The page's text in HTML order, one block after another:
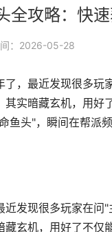
全攻略：快
：2026-05-28
了，最近发现很多玩
其实暗藏玄机，用好
鱼头"，瞬间在帮派
近发现很多玩家在问
玄机，用好了不仅